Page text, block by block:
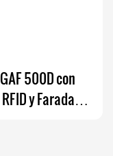
500D con
y Faraday